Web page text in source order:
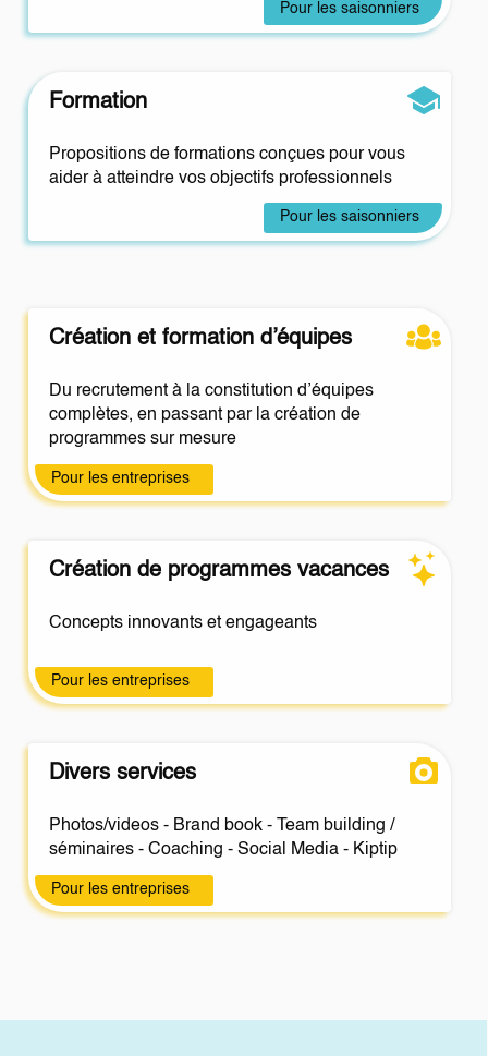
Pour les saisonniers
Formation
Propositions de formations conçues pour vous
aider à atteindre vos objectifs professionnels
Pour les saisonniers
Création et formation d’équipes
Du recrutement à la constitution d’équipes
complètes, en passant par la création de
programmes sur mesure
Pour les entreprises
Création de programmes vacances
Concepts innovants et engageants
Pour les entreprises
Divers services
Photos/videos - Brand book - Team building /
séminaires - Coaching - Social Media - Kiptip
Pour les entreprises